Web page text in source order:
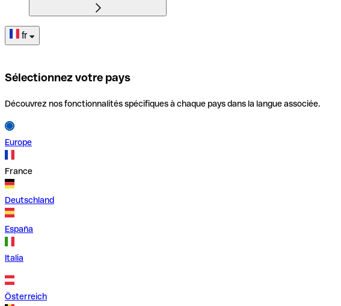
fr
Sélectionnez votre pays
Découvrez nos fonctionnalités spécifiques à chaque pays dans la langue associée.
Europe
France
Deutschland
España
Italia
Österreich